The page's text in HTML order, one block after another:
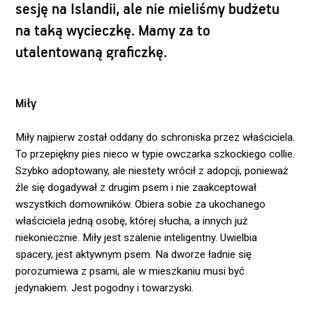
sesję na Islandii, ale nie mieliśmy budżetu
na taką wycieczkę. Mamy za to
utalentowaną graficzkę.
Miły
Miły najpierw został oddany do schroniska przez właściciela.
To przepiękny pies nieco w typie owczarka szkockiego collie.
Szybko adoptowany, ale niestety wrócił z adopcji, ponieważ
źle się dogadywał z drugim psem i nie zaakceptował
wszystkich domowników. Obiera sobie za ukochanego
właściciela jedną osobę, której słucha, a innych już
niekoniecznie. Miły jest szalenie inteligentny. Uwielbia
spacery, jest aktywnym psem. Na dworze ładnie się
porozumiewa z psami, ale w mieszkaniu musi być
jedynakiem. Jest pogodny i towarzyski.